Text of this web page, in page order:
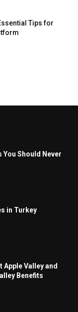
Tips for
Should Never
in Turkey
Valley and
Benefits